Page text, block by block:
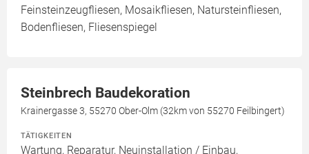
Feinsteinzeugfliesen, Mosaikfliesen, Natursteinfliesen,
Bodenfliesen, Fliesenspiegel
Steinbrech Baudekoration
Krainergasse 3, 55270 Ober-Olm (32km von 55270 Feilbingert)
TÄTIGKEITEN
Wartung, Reparatur, Neuinstallation / Einbau,